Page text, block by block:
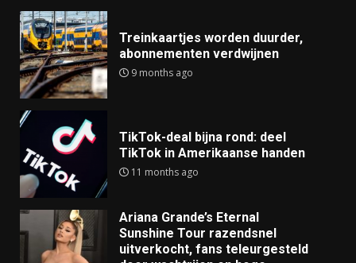
Treinkaartjes worden duurder,
abonnementen verdwijnen
9 months ago
TikTok-deal bijna rond: deel
TikTok in Amerikaanse handen
11 months ago
Ariana Grande’s Eternal
Sunshine Tour razendsnel
uitverkocht, fans teleurgesteld